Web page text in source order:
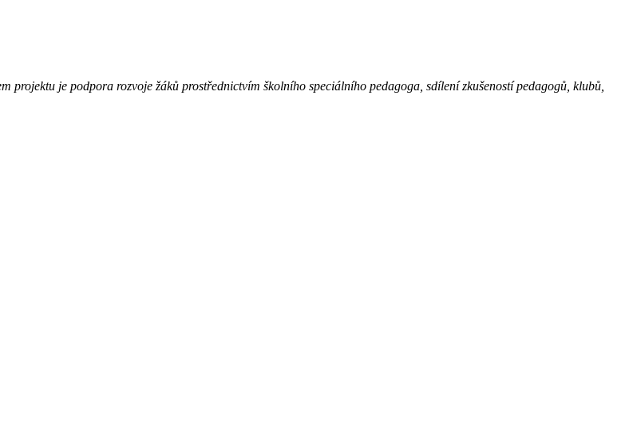
projektu je podpora rozvoje žáků prostřednictvím školního speciálního pedagoga, sdílení zkušeností pedagogů, klubů,